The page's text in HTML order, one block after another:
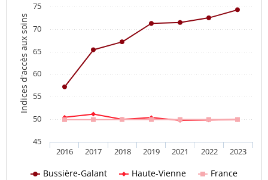
Indices d'accès aux soins
Bussière-Galant Haute-Vienne France
2016 2017 2018 2019 2021 2022 2023
45
50
55
60
65
70
75